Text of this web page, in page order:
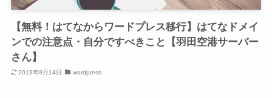
【無料！はてなからワードプレス移行】はてなドメイ
ンでの注意点・自分ですべきこと【羽田空港サーバー
さん】
2019年9月14日 wordpress